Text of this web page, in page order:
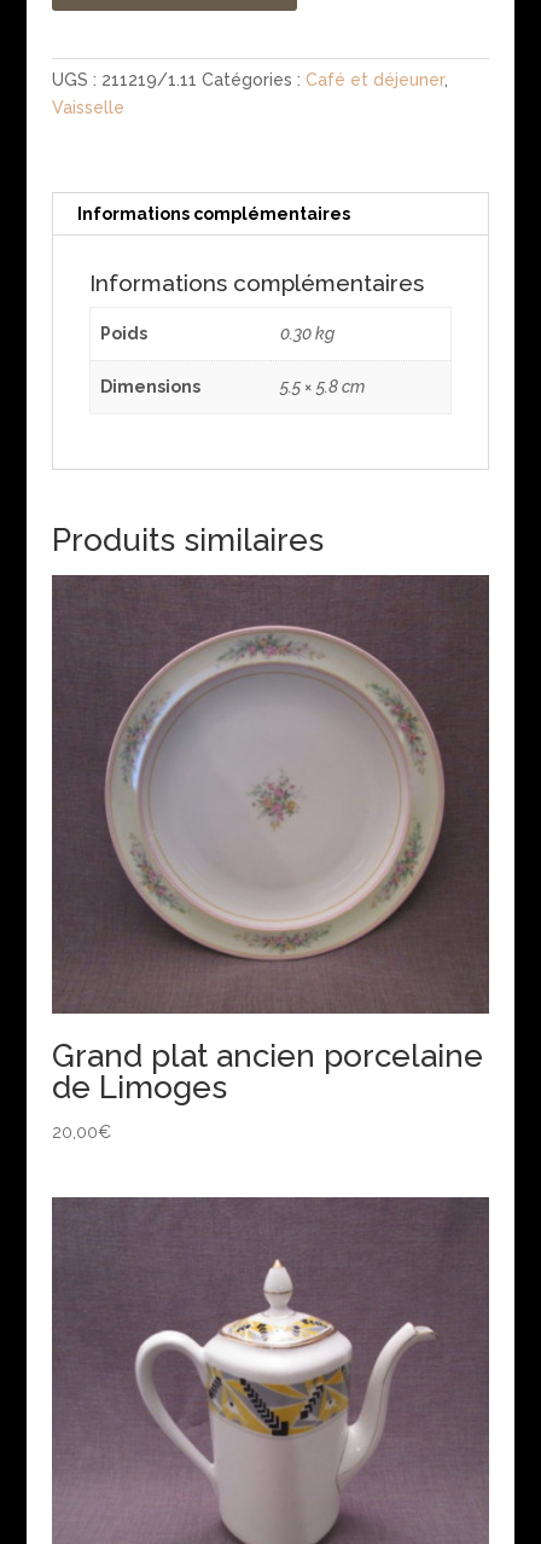
UGS : 211219/1.11 Catégories : Café et déjeuner,
Vaisselle
Informations complémentaires
Informations complémentaires
Poids 0.30 kg
Dimensions 5.5 × 5.8 cm
Produits similaires
Grand plat ancien porcelaine
de Limoges
20,00€